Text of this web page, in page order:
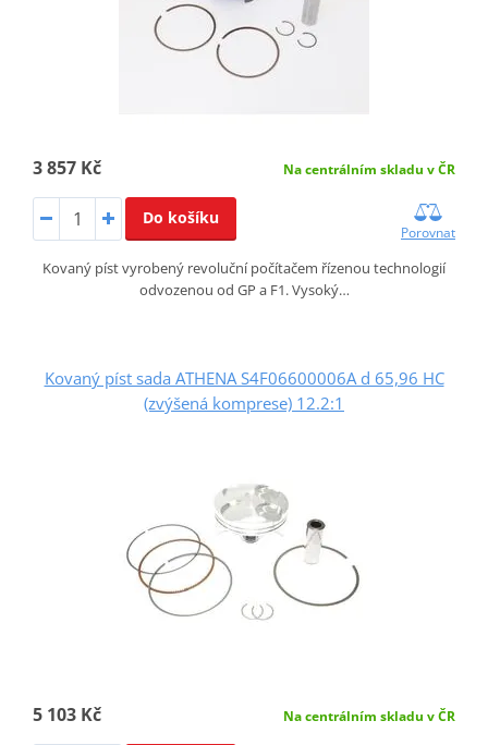
3 857 Kč Na centrálním skladu v ČR
Do košíku
Porovnat
Kovaný píst vyrobený revoluční počítačem řízenou technologií
odvozenou od GP a F1. Vysoký…
Kovaný píst sada ATHENA S4F06600006A d 65,96 HC
(zvýšená komprese) 12.2:1
5 103 Kč Na centrálním skladu v ČR